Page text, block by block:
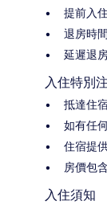
提前入
退房時
延遲退
入住特別
抵達住
如有任
住宿提
房價包
入住須知